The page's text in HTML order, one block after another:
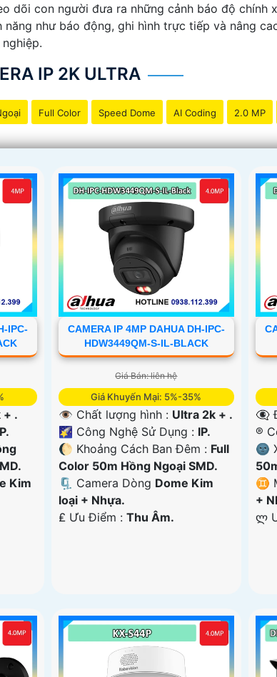
dõi con người đưa ra những cảnh báo độ chính
như báo động, ghi hình trực tiếp và nâng
IP 2K ULTRA
Full Color Speed Dome AI Coding 2.0 MP
IPC-
+ .
Kim
CAMERA IP 4MP DAHUA DH-IPC-
HDW3449QM-S-IL-BLACK
Giá Bán: liên hệ
Giá Khuyến Mại: 5%-35%
👁 Chất lượng hình : Ultra 2k + .
🌠 Công Nghệ Sử Dụng : IP.
🌔 Khoảng Cách Ban Đêm : Full
Color 50m Hồng Ngoại SMD.
🗜️ Camera Dòng Dome Kim
loại + Nhựa.
️₤ Ưu Điểm : Thu Âm.
👁️‍🗨
®️
🌚
♊
+
️ლ